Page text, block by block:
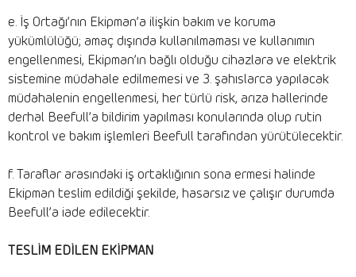
e. İş Ortağı’nın Ekipman’a ilişkin bakım ve koruma
yükümlülüğü; amaç dışında kullanılmaması ve kullanımın
engellenmesi, Ekipman’ın bağlı olduğu cihazlara ve elektrik
sistemine müdahale edilmemesi ve 3. şahıslarca yapılacak
müdahalenin engellenmesi, her türlü risk, arıza hallerinde
derhal Beefull’a bildirim yapılması konularında olup rutin
kontrol ve bakım işlemleri Beefull tarafından yürütülecektir.
f. Taraflar arasındaki iş ortaklığının sona ermesi halinde
Ekipman teslim edildiği şekilde, hasarsız ve çalışır durumda
Beefull’a iade edilecektir.
TESLİM EDİLEN EKİPMAN